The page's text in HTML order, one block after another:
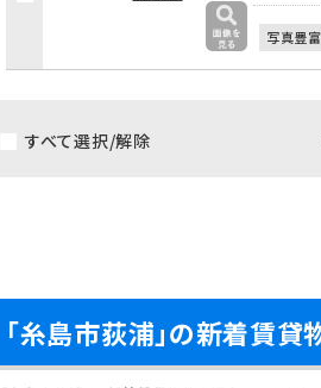
写真豊富
すべて選択/解除
「糸島市荻浦」の新着賃貸